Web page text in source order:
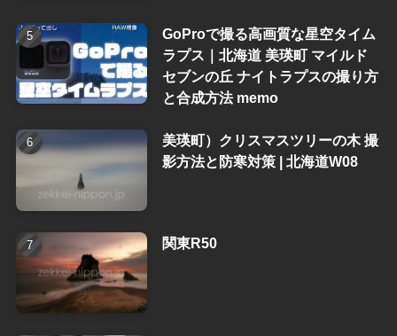
GoProで撮る高画質な星空タイム
ラプス｜北海道 美瑛町 マイルド
セブンの丘 ナイトラプスの撮り方
と合成方法 memo
美瑛町）クリスマスツリーの木 撮
影方法と防寒対策 | 北海道W08
関東R50